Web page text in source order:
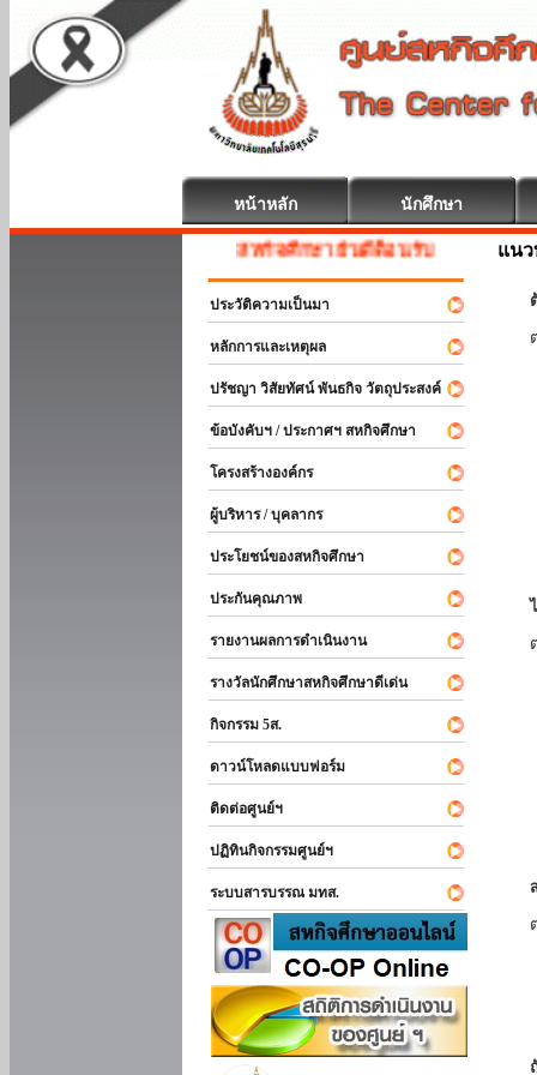
หน้าหลัก นักศึกษา
สหกิจศึกษา ยินดีต้อนรับ
ประวัติความเป็นมา
หลักการและเหตุผล
ปรัชญา วิสัยทัศน์ พันธกิจ วัตถุประสงค์
ข้อบังคับฯ / ประกาศฯ สหกิจศึกษา
โครงสร้างองค์กร
ผู้บริหาร / บุคลากร
ประโยชน์ของสหกิจศึกษา
ประกันคุณภาพ
รายงานผลการดำเนินงาน
รางวัลนักศึกษาสหกิจศึกษาดีเด่น
กิจกรรม 5ส.
ดาวน์โหลดแบบฟอร์ม
ติดต่อศูนย์ฯ
ปฏิทินกิจกรรมศูนย์ฯ
ระบบสารบรรณ มทส.
แน